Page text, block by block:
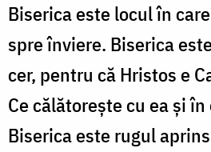
Biserica este locul în
spre înviere. Biserica
cer, pentru că Hristos e
Ce călătoreşte cu ea şi în
Biserica este rugul